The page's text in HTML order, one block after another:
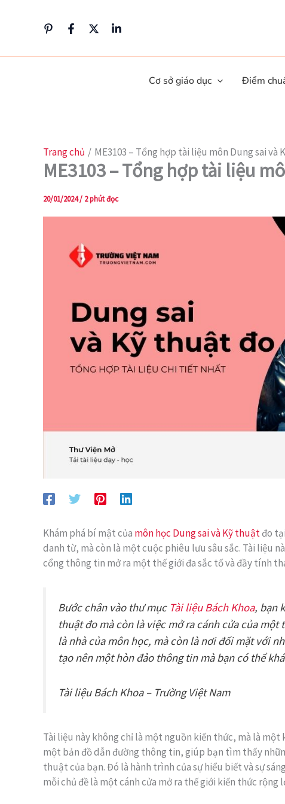
Cơ sở giáo dục Điểm
Trang chủ ME3103 – Tổng hợp tài liệu môn Dung sai và
ME3103 – Tổng hợp tài liệu
20/01/2024/ 2 phút đọc
Khám phá bí mật của môn học Dung sai và Kỹ thuậtđo tại
danh từ, mà còn là một cuộc phiêu lưu sâu sắc. Tài liệu
cổng thông tin mở ra một thế giới đa sắc tố và đầy tính
Bước chân vào thư mục Tài liệu Bách Khoa, bạn
thuật đo mà còn là việc mở ra cánh cửa của
là nhà của môn học, mà còn là nơi đối mặt với
tạo nên một hòn đảo thông tin mà bạn có thể
Tài liệu Bách Khoa – Trường Việt Nam
Tài liệu này không chỉ là một nguồn kiến thức, mà là
một bản đồ dẫn đường thông tin, giúp bạn tìm thấy
thuật của bạn. Đó là hành trình của sự hiểu biết và sự
mỗi chủ đề là một cánh cửa mở ra thế giới kiến thức rộng